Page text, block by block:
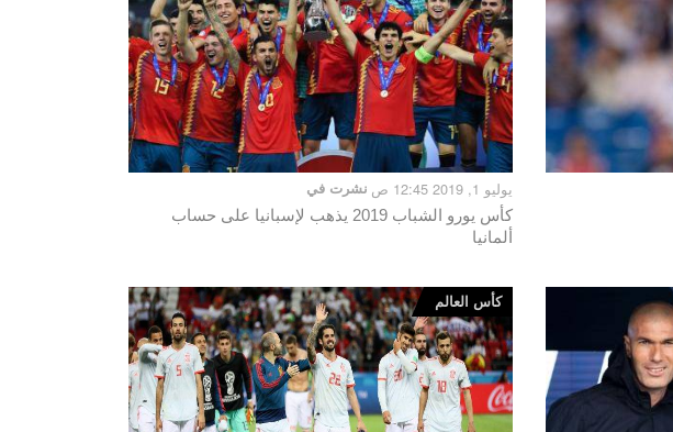
نشرت في يوليو 1, 2019 12:45 ص
كأس يورو الشباب 2019 يذهب لإسبانيا على حساب
ألمانيا
كأس العالم